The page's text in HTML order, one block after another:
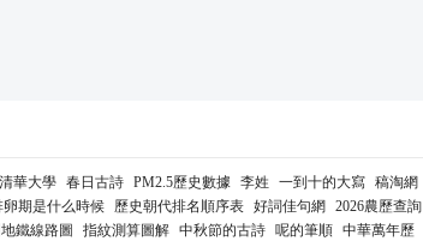
清華大學 春日古詩 PM2.5歷史數據 李姓 一到十的大寫 稿淘網
卵期是什么時候 歷史朝代排名順序表 好詞佳句網 2026農歷查詢
鐵線路圖 指紋測算圖解 中秋節的古詩 呢的筆順 中華萬年歷